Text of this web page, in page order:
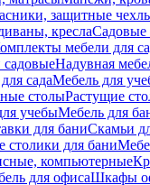
защитные
креслаСадовые
мебели для
садовыеНадувная
садаМебель для
столыРастущие
учебыМебель для
для баниСкамьи
столики для бани
компьютерные
для офисаШкафы